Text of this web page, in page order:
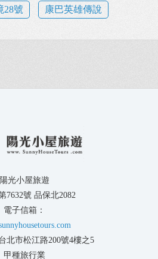
28號 康巴英雄傳說
陽光小屋旅遊
7632號 品保北2082
電子信箱：
北市松江路200號4樓之5
甲種旅行業